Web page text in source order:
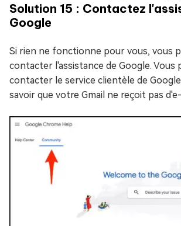
Solution 15 : Contactez
Google
Si rien ne fonctionne pour vous, vous
contacter l'assistance de Google. Vous
contacter le service clientèle de
savoir que votre Gmail ne reçoit pas